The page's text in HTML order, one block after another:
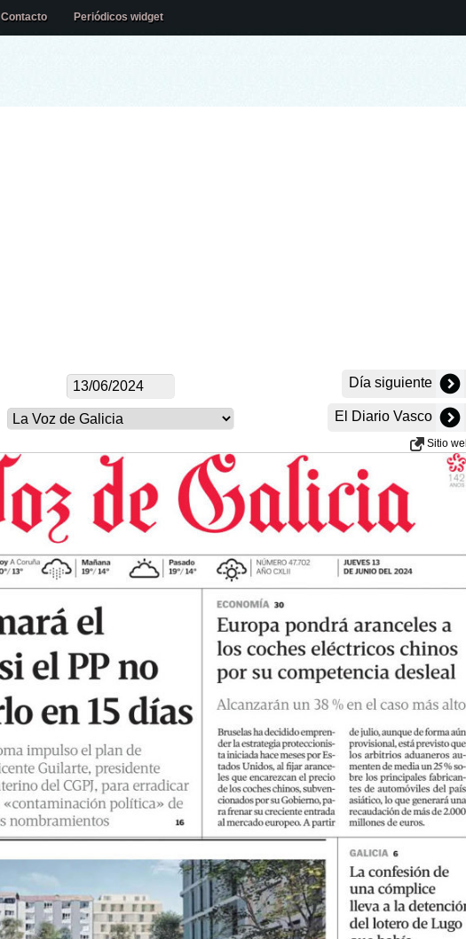
Contacto Periódicos widget
Día siguiente
El Diario Vasco
Sitio